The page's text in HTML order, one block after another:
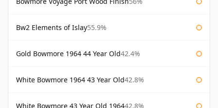
Bw2 Elements of Islay55.9%
Gold Bowmore 1964 44 Year Old42.4%
White Bowmore 1964 43 Year Old42.8%
White Bowmore 43 Year Old 196442.8%